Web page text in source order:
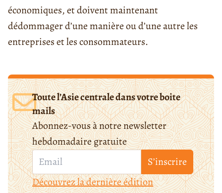
économiques, et doivent maintenant
dédommager d’une manière ou d’une autre les
entreprises et les consommateurs.
Toute l’Asie centrale dans votre boite
mails
Abonnez-vous à notre newsletter
hebdomadaire gratuite
S’inscrire
Découvrez la dernière édition